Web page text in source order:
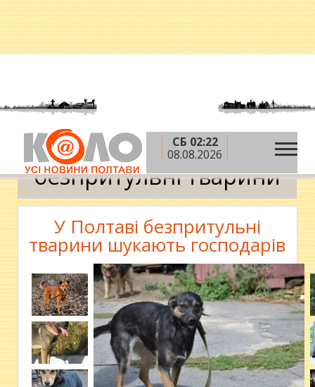
СБ 02:22
08.08.2026
Головна » безпритульні тварини
безпритульні тварини
У Полтаві безпритульні
тварини шукають господарів